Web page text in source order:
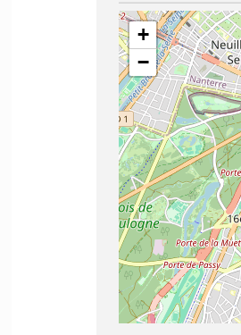
+
−